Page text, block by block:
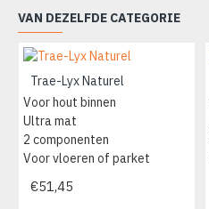
VAN DEZELFDE CATEGORIE
Trae-Lyx Naturel
Voor hout binnen
Ultra mat
2 componenten
Voor vloeren of parket
€51,45